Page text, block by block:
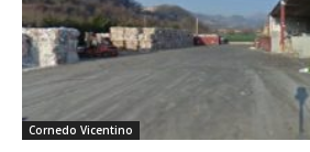
Cornedo Vicentino